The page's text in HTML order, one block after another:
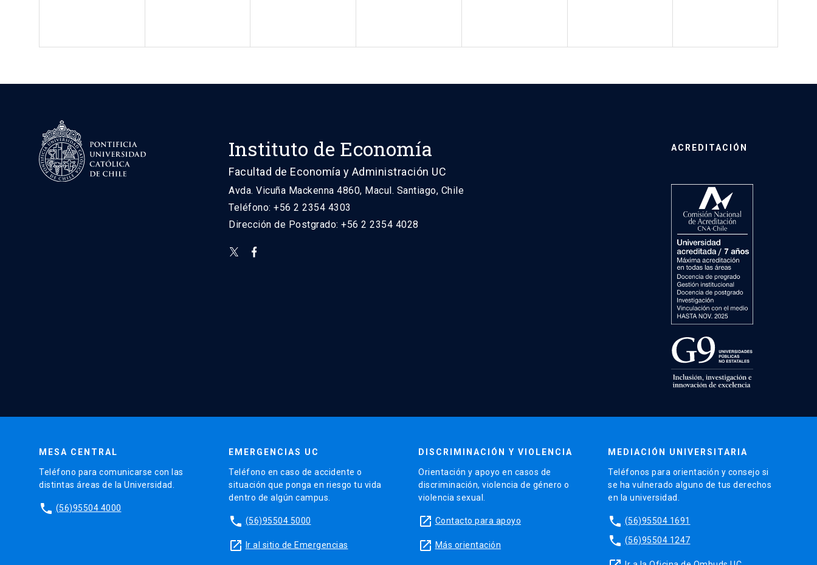
Instituto de Economía
Facultad de Economía y Administración UC
Avda. Vicuña Mackenna 4860, Macul. Santiago, Chile
Teléfono: +56 2 2354 4303
Dirección de Postgrado: +56 2 2354 4028
ACREDITACIÓN
MESA CENTRAL
Teléfono para comunicarse con las
distintas áreas de la Universidad.
phone (56)95504 4000
EMERGENCIAS UC
Teléfono en caso de accidente o
situación que ponga en riesgo tu vida
dentro de algún campus.
phone (56)95504 5000
launch Ir al sitio de Emergencias
DISCRIMINACIÓN Y VIOLENCIA
Orientación y apoyo en casos de
discriminación, violencia de género o
violencia sexual.
launch Contacto para apoyo
launch Más orientación
MEDIACIÓN UNIVERSITARIA
Teléfonos para orientación y consejo si
se ha vulnerado alguno de tus derechos
en la universidad.
phone (56)95504 1691
phone (56)95504 1247